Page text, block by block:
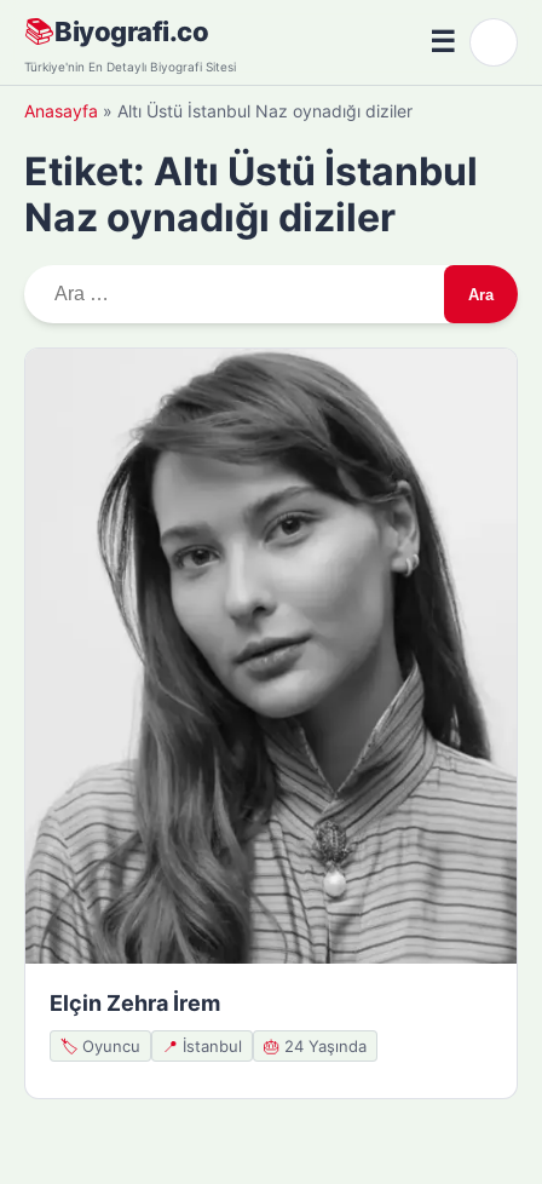
Skip
content
📚Biyografi.co
Türkiye'nin En Detaylı Biyografi Sitesi
☰Menü
Anasayfa » Altı Üstü İstanbul Naz oynadığı diziler
Etiket: Altı Üstü İstanbul
Naz oynadığı diziler
r
Elçin Zehra İrem
🏷️ Oyuncu 📍 İstanbul 🎂 24 Yaşında